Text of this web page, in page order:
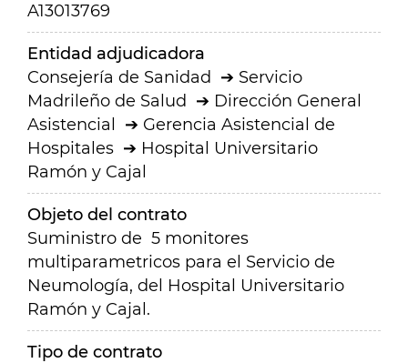
A13013769
Entidad adjudicadora
Consejería de Sanidad
Servicio
Madrileño de Salud
Dirección General
Asistencial
Gerencia Asistencial de
Hospitales
Hospital Universitario
Ramón y Cajal
Objeto del contrato
Suministro de 5 monitores
multiparametricos para el Servicio de
Neumología, del Hospital Universitario
Ramón y Cajal.
Tipo de contrato